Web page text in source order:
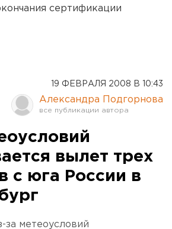
сертификации
19 ФЕВРАЛЯ 2008 В 10:43
Александра Подгорнова
вылет трех
с юга России в
за метеоусловий